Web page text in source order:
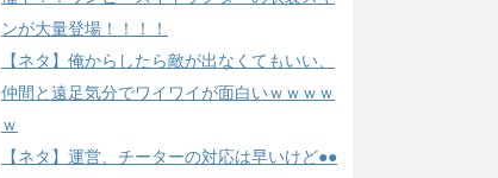
ンが大量登場！！！！
【ネタ】俺からしたら敵が出なくてもいい、
仲間と遠足気分でワイワイが面白いｗｗｗｗ
ｗ
【ネタ】運営、チーターの対応は早いけど●●